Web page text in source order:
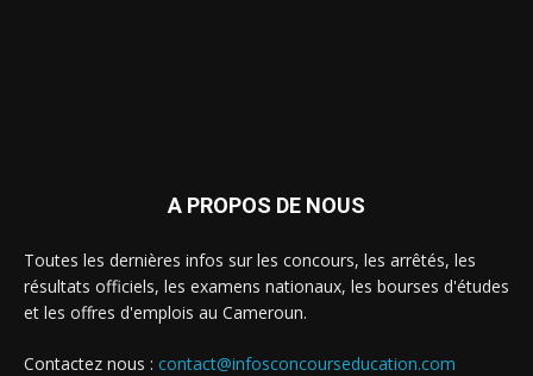
A PROPOS DE NOUS
Toutes les dernières infos sur les concours, les arrêtés, les
résultats officiels, les examens nationaux, les bourses d'études
et les offres d'emplois au Cameroun.
Contactez nous : contact@infosconcourseducation.com